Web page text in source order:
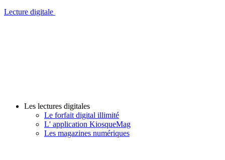
Lecture digitale
Les lectures digitales
Le forfait digital illimité
L' application KiosqueMag
Les magazines numériques